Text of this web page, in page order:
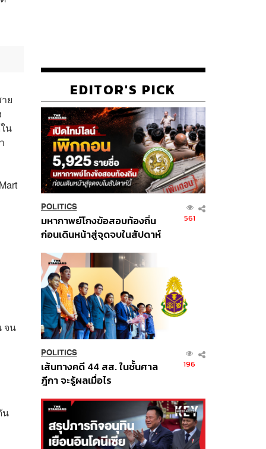
ย
น
จน
น
EDITOR'S PICK
POLITICS
มหากาพย์โกงข้อสอบท้องถิ่น
ก่อนเดินหน้าสู่จุดจบในสัปดาห์
561
POLITICS
เส้นทางคดี 44 สส. ในชั้นศาล
ฎีกา จะรู้ผลเมื่อไร
196